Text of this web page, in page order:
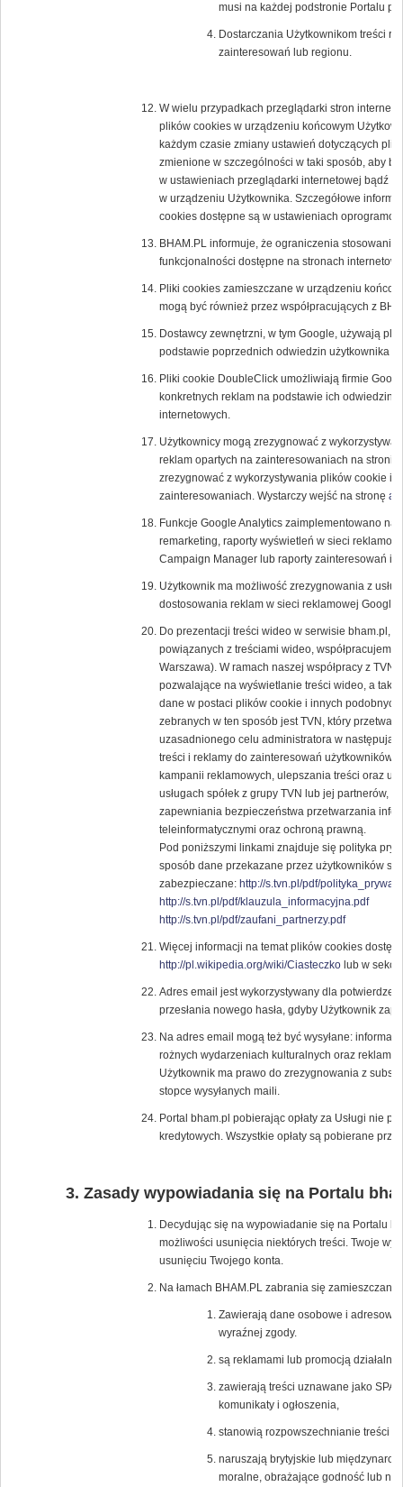
musi na każdej podstronie Portalu
Dostarczania Użytkownikom treści
zainteresowań lub regionu.
W wielu przypadkach przeglądarki stron
plików cookies w urządzeniu końcowym
każdym czasie zmiany ustawień dotyczących
zmienione w szczególności w taki sposób, aby
w ustawieniach przeglądarki internetowej bądź
w urządzeniu Użytkownika. Szczegółowe
cookies dostępne są w ustawieniach
BHAM.PL informuje, że ograniczenia stosowania
funkcjonalności dostępne na stronach
Pliki cookies zamieszczane w urządzeniu
mogą być również przez współpracujących z
Dostawcy zewnętrzni, w tym Google, używają
podstawie poprzednich odwiedzin użytkownika
Pliki cookie DoubleClick umożliwiają firmie
konkretnych reklam na podstawie ich odwiedzin
internetowych.
Użytkownicy mogą zrezygnować z
reklam opartych na zainteresowaniach na stronie
zrezygnować z wykorzystywania plików cookie
zainteresowaniach. Wystarczy wejść na stronę
Funkcje Google Analytics zaimplementowano
remarketing, raporty wyświetleń w sieci
Campaign Manager lub raporty zainteresowań i
Użytkownik ma możliwość zrezygnowania z
dostosowania reklam w sieci reklamowej Google
Do prezentacji treści wideo w serwisie bham.pl,
powiązanych z treściami wideo, współpracujemy
Warszawa). W ramach naszej współpracy z
pozwalające na wyświetlanie treści wideo, a
dane w postaci plików cookie i innych
zebranych w ten sposób jest TVN, który
uzasadnionego celu administratora w
treści i reklamy do zainteresowań
kampanii reklamowych, ulepszania treści oraz
usługach spółek z grupy TVN lub jej partnerów,
zapewniania bezpieczeństwa przetwarzania
teleinformatycznymi oraz ochroną prawną.
Pod poniższymi linkami znajduje się polityka
sposób dane przekazane przez użytkowników
zabezpieczane: http://s.tvn.pl/pdf/
http://s.tvn.pl/pdf/klauzula_informacyjna.pdf
http://s.tvn.pl/pdf/zaufani_partnerzy.pdf
Więcej informacji na temat plików cookies
http://pl.wikipedia.org/wiki/Ciasteczkolub w sekcji
Adres email jest wykorzystywany dla
przesłania nowego hasła, gdyby Użytkownik
Na adres email mogą też być wysyłane:
rożnych wydarzeniach kulturalnych oraz reklamy
Użytkownik ma prawo do zrezygnowania z
stopce wysyłanych maili.
Portal bham.pl pobierając opłaty za Usługi nie
kredytowych. Wszystkie opłaty są pobierane
Zasady wypowiadania się na Portalu
Decydując się na wypowiadanie się na Portalu
możliwości usunięcia niektórych treści. Twoje
usunięciu Twojego konta.
Na łamach BHAM.PL zabrania się
Zawierają dane osobowe i
wyraźnej zgody.
są reklamami lub promocją
zawierają treści uznawane jako
komunikaty i ogłoszenia,
stanowią rozpowszechnianie treści
naruszają brytyjskie lub
moralne, obrażające godność lub